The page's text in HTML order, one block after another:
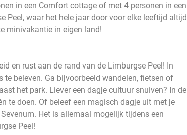
in een Comfort cottage of met 4 personen in een
Peel, waar het hele jaar door voor elke leeftijd altijd
minivakantie in eigen land!
en rust aan de rand van de Limburgse Peel! In
beleven. Ga bijvoorbeeld wandelen, fietsen of
het park. Liever een dagje cultuur snuiven? In de
te doen. Of beleef een magisch dagje uit met je
Het is allemaal mogelijk tijdens een
Peel!